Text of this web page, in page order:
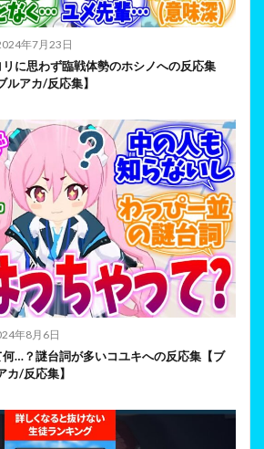
年7月23日
に思わず臨戦体勢のホシノへの反応集
ルアカ/反応集】
年8月6日
…？謎台詞が多いコユキへの反応集【ブ
/反応集】